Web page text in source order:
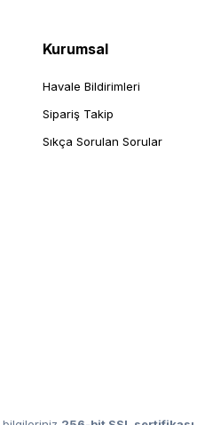
Kurumsal
Havale Bildirimleri
Sipariş Takip
Sıkça Sorulan Sorular